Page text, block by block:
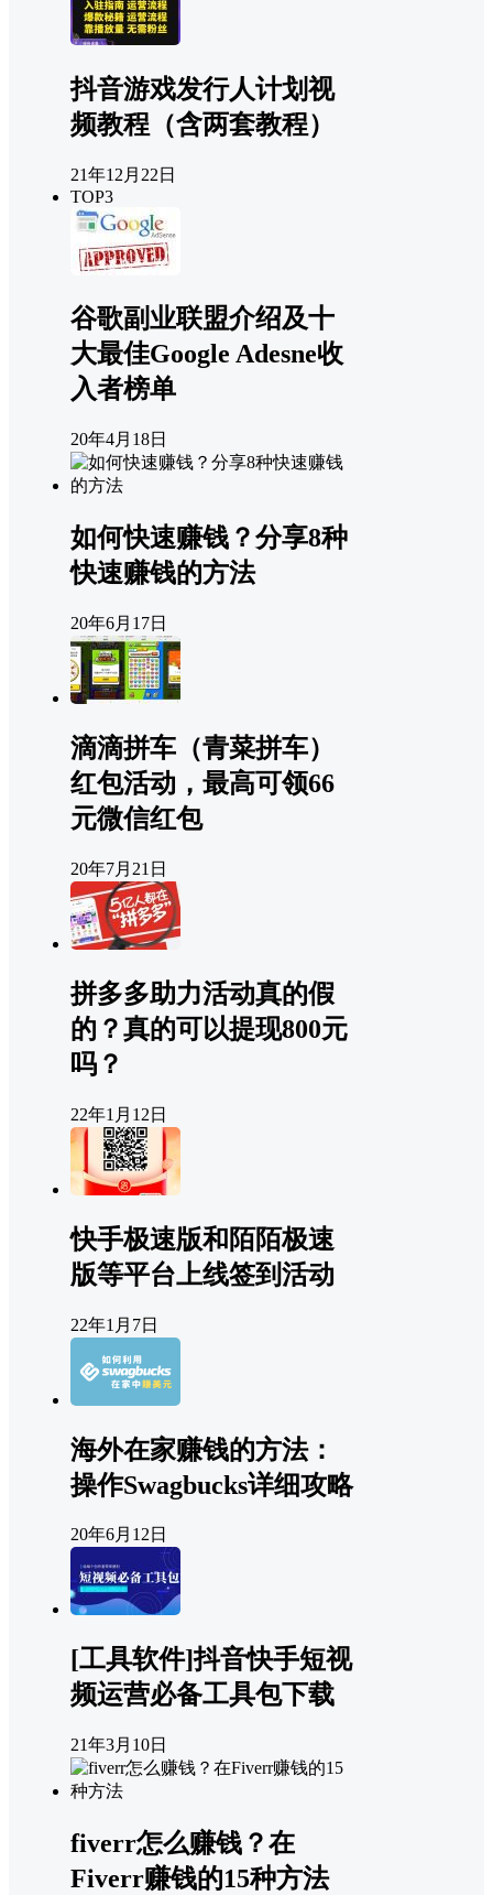
抖音游戏发行人计划视
频教程（含两套教程）
21年12月22日
TOP3
谷歌副业联盟介绍及十
大最佳Google Adesne收
入者榜单
20年4月18日
如何快速赚钱？分享8种
快速赚钱的方法
20年6月17日
滴滴拼车（青菜拼车）
红包活动，最高可领66
元微信红包
20年7月21日
拼多多助力活动真的假
的？真的可以提现800元
吗？
22年1月12日
快手极速版和陌陌极速
版等平台上线签到活动
22年1月7日
海外在家赚钱的方法：
操作Swagbucks详细攻略
20年6月12日
[工具软件]抖音快手短视
频运营必备工具包下载
21年3月10日
fiverr怎么赚钱？在
Fiverr赚钱的15种方法